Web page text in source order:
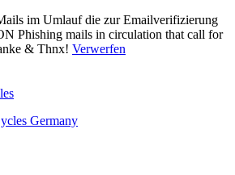
im Umlauf die zur Emailverifizierung
Phishing mails in circulation that call for
& Thnx! Verwerfen
Germany